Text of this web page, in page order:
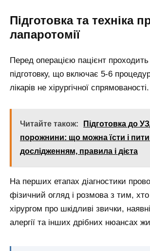
Підготовка та техніка
лапаротомії
Перед операцією пацієнт проходить
підготовку, що включає 5-6 процедур
лікарів не хірургічної спрямованості.
Читайте також:
Підготовка до
порожнини: що можна їсти і
дослідженням, правила і дієта
На перших етапах діагностики
фізичний огляд і розмова з тим,
хірургом про шкідливі звички,
алергії та інших дрібних нюансах